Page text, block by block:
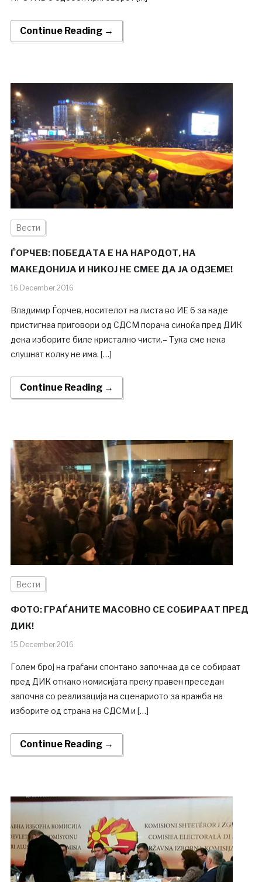
Continue Reading →
Вести
ЃОРЧЕВ: ПОБЕДАТА Е НА НАРОДОТ, НА
МАКЕДОНИЈА И НИКОЈ НЕ СМЕЕ ДА ЈА ОДЗЕМЕ!
16.December.2016
Владимир Ѓорчев, носителот на листа во ИЕ 6 за каде
пристигнаа приговори од СДСМ порача синоќа пред ДИК
дека изборите биле кристално чисти.– Тука сме нека
слушнат колку не има. […]
Continue Reading →
Вести
ФОТО: ГРАЃАНИТЕ МАСОВНО СЕ СОБИРААТ ПРЕД
ДИК!
15.December.2016
Голем број на граѓани спонтано започнаа да се собираат
пред ДИК откако комисијата преку правен преседан
започна со реализација на сценариото за кражба на
изборите од страна на СДСМ и […]
Continue Reading →